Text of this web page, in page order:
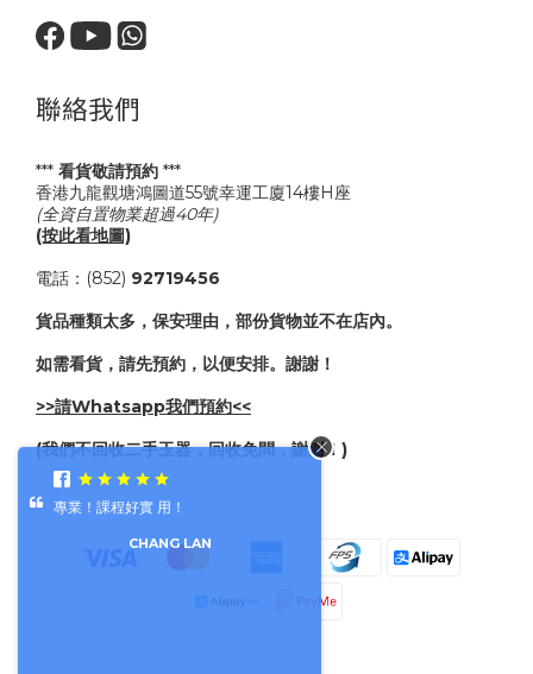
聯絡我們
*** 看貨敬請預約 ***
香港九龍觀塘鴻圖道55號幸運工廈14樓H座
(全資自置物業超過40年)
(按此看地圖)
電話：(852) 92719456
貨品種類太多，保安理由，部份貨物並不在店內。
如需看貨，請先預約，以便安排。謝謝！
>>請Whatsapp我們預約<<
(我們不回收二手玉器，回收免問，謝謝！)
專業！課程好實 用！
CHANG LAN